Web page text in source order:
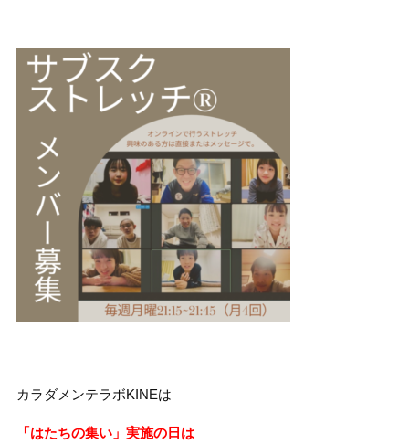
カラダメンテラボKINEは
「はたちの集い」実施の日は